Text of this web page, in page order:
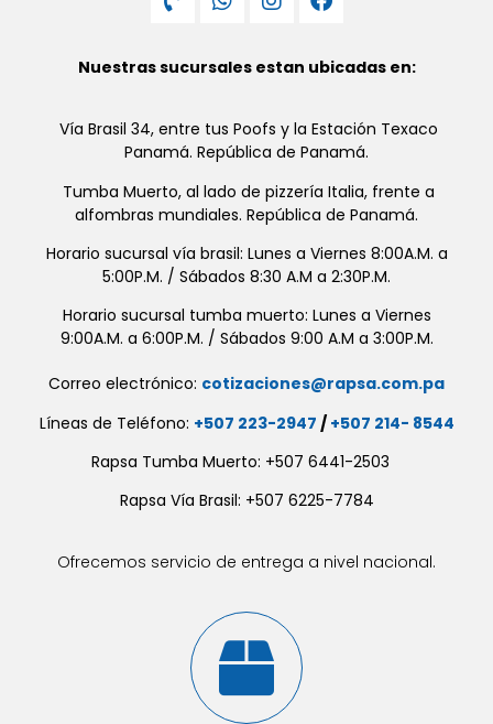
Nuestras sucursales estan ubicadas en:
Vía Brasil 34, entre tus Poofs y la Estación Texaco
Panamá. República de Panamá.
Tumba Muerto, al lado de pizzería Italia, frente a
alfombras mundiales. República de Panamá.
Horario sucursal vía brasil: Lunes a Viernes 8:00A.M. a
5:00P.M. / Sábados 8:30 A.M a 2:30P.M.
Horario sucursal tumba muerto: Lunes a Viernes
9:00A.M. a 6:00P.M. / Sábados 9:00 A.M a 3:00P.M.
Correo electrónico: cotizaciones@rapsa.com.pa
Líneas de Teléfono: +507 223-2947 / +507 214- 8544
Rapsa Tumba Muerto: +507 6441-2503
Rapsa Vía Brasil: +507 6225-7784
Ofrecemos servicio de entrega a nivel nacional.